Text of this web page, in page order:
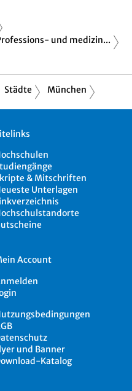
und medizin...
Städte München
& Mitschriften
Unterlagen
Account
und Banner
Katalog